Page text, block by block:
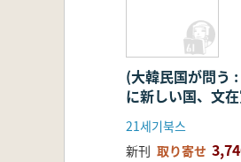
(大韓民国が問う
に新しい国、文
える)
21세기북스
新刊 取り寄せ